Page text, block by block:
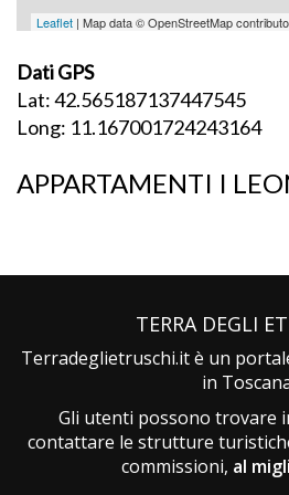
Leaflet | Map data © OpenStreetMap
Dati GPS
Lat: 42.565187137447545
Long: 11.167001724243164
APPARTAMENTI I
TERRA DEGLI
Terradeglietruschi.it è un
in
Gli utenti possono trovare
contattare le strutture
commissioni, al